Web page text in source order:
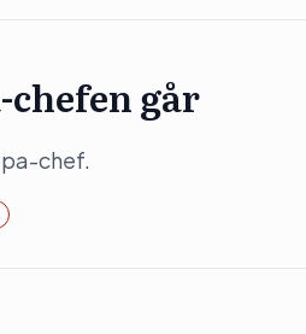
chefen går
chef.